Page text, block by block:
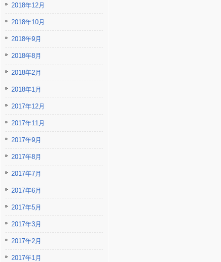
2018年12月
2018年10月
2018年9月
2018年8月
2018年2月
2018年1月
2017年12月
2017年11月
2017年9月
2017年8月
2017年7月
2017年6月
2017年5月
2017年3月
2017年2月
2017年1月